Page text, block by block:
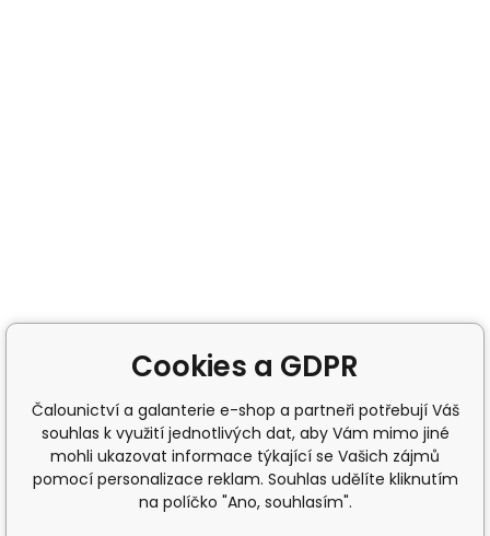
Cookies a GDPR
Čalounictví a galanterie e-shop a partneři potřebují Váš
souhlas k využití jednotlivých dat, aby Vám mimo jiné
mohli ukazovat informace týkající se Vašich zájmů
pomocí personalizace reklam. Souhlas udělíte kliknutím
na políčko "Ano, souhlasím".